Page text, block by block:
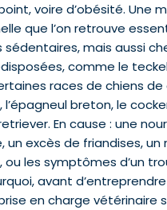
voire d’obésité. Une
que l’on retrouve
sédentaires, mais aussi
comme le
races de chiens
l’épagneul breton, le
En cause : une
un excès de friandises, un
ou les symptômes d’un
avant
en charge vétérinaire